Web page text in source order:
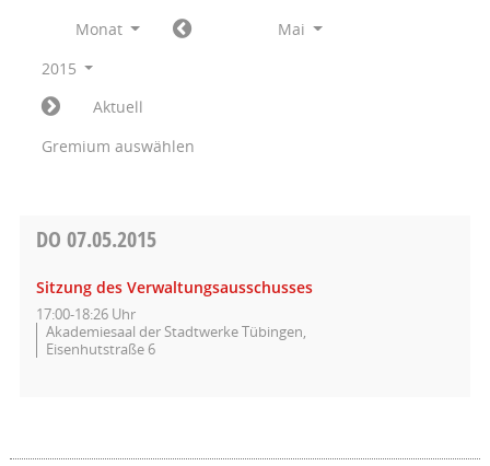
Monat
Mai
2015
Aktuell
Gremium auswählen
DO 07.05.2015
Sitzung des Verwaltungsausschusses
17:00-18:26 Uhr
Akademiesaal der Stadtwerke Tübingen,
Eisenhutstraße 6